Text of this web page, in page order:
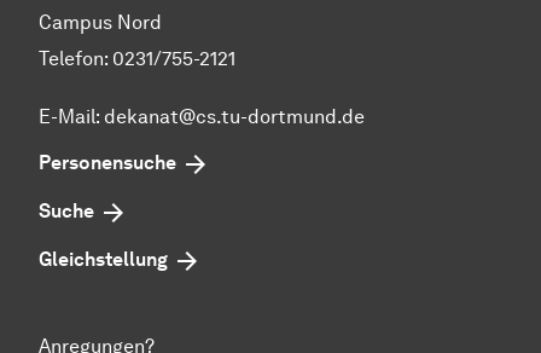
Campus Nord
Telefon: 0231/755-2121
E-Mail: dekanat@cs.tu-dortmund.de
Personensuche
Suche
Gleichstellung
Anregungen?